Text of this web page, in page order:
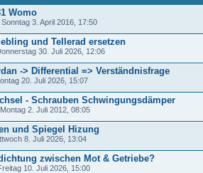
Womo
Sonntag 3. April 2016, 17:50
und Tellerad ersetzen
30. Juli 2026, 12:06
-> Differential => Verständnisfrage
20. Juli 2026, 15:07
- Schrauben Schwingungsdämper
2. Juli 2012, 08:05
und Spiegel Hizung
8. Juli 2026, 13:04
zwischen Mot & Getriebe?
10. Juli 2026, 15:00